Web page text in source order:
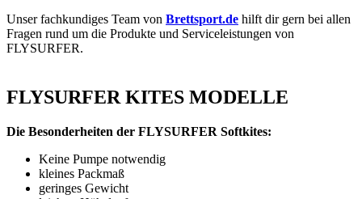
Unser fachkundiges Team von Brettsport.de hilft dir gern bei allen
Fragen rund um die Produkte und Serviceleistungen von
FLYSURFER.
FLYSURFER KITES MODELLE
Die Besonderheiten der FLYSURFER Softkites:
Keine Pumpe notwendig
kleines Packmaß
geringes Gewicht